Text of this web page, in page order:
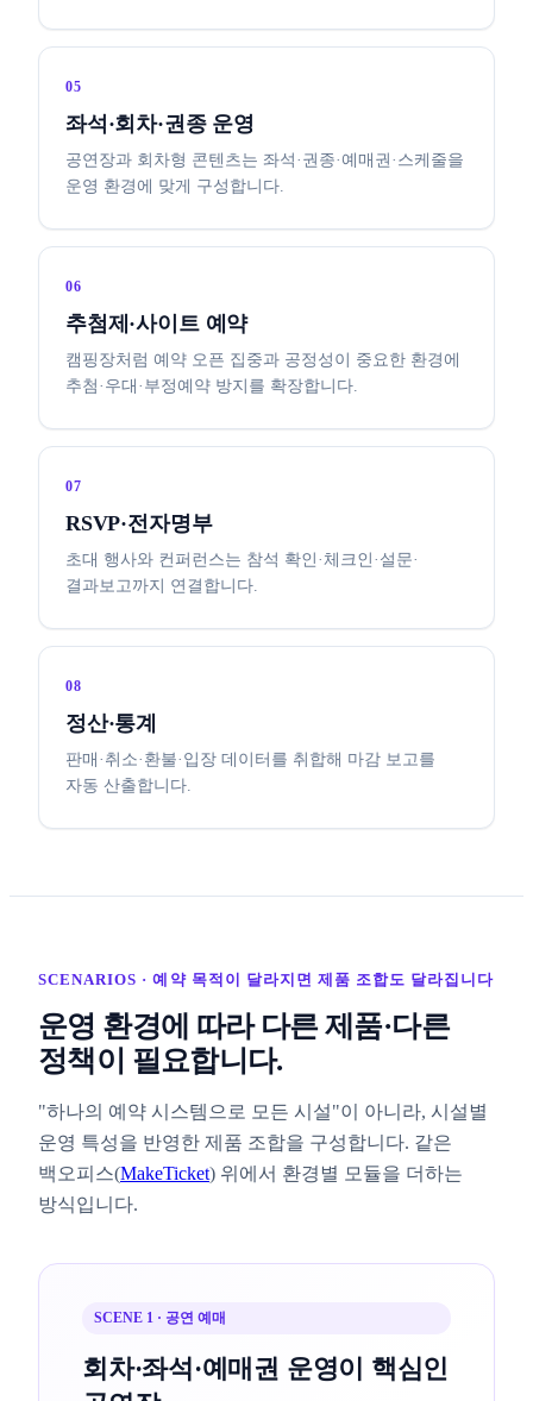
05
좌석·회차·권종 운영
공연장과 회차형 콘텐츠는 좌석·권종·예매권·스케줄을
운영 환경에 맞게 구성합니다.
06
추첨제·사이트 예약
캠핑장처럼 예약 오픈 집중과 공정성이 중요한 환경에
추첨·우대·부정예약 방지를 확장합니다.
07
RSVP·전자명부
초대 행사와 컨퍼런스는 참석 확인·체크인·설문·
결과보고까지 연결합니다.
08
정산·통계
판매·취소·환불·입장 데이터를 취합해 마감 보고를
자동 산출합니다.
SCENARIOS · 예약 목적이 달라지면 제품 조합도 달라집니다
운영 환경에 따라 다른 제품·다른
정책이 필요합니다.
"하나의 예약 시스템으로 모든 시설"이 아니라, 시설별
운영 특성을 반영한 제품 조합을 구성합니다. 같은
백오피스(MakeTicket) 위에서 환경별 모듈을 더하는
방식입니다.
SCENE 1 · 공연 예매
회차·좌석·예매권 운영이 핵심인